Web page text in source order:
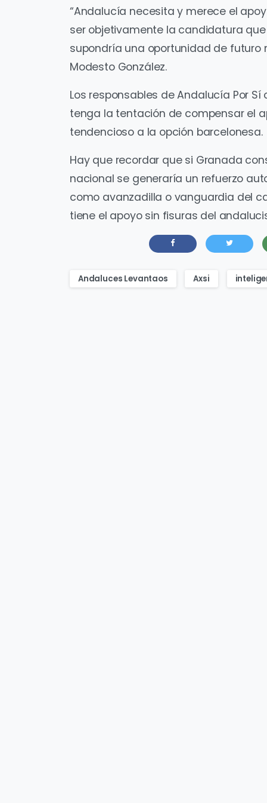
“Andalucía necesita y merece el
ser objetivamente la candidatura
supondría una oportunidad de futuro
Modesto González.
Los responsables de Andalucía Por
tenga la tentación de compensar el
tendencioso a la opción barcelonesa.
Hay que recordar que si Granada
nacional se generaría un refuerzo
como avanzadilla o vanguardia del
tiene el apoyo sin fisuras del
Andaluces Levantaos Axsi